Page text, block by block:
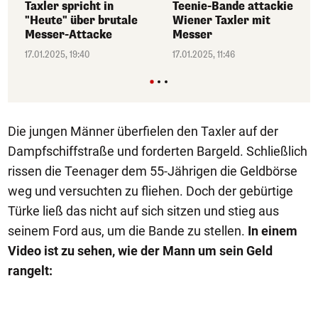
Taxler spricht in
"Heute" über brutale
Messer-Attacke
17.01.2025, 19:40
Teenie-Bande attackiert
Wiener Taxler mit
Messer
17.01.2025, 11:46
Die jungen Männer überfielen den Taxler auf der
Dampfschiffstraße und forderten Bargeld. Schließlich
rissen die Teenager dem 55-Jährigen die Geldbörse
weg und versuchten zu fliehen. Doch der gebürtige
Türke ließ das nicht auf sich sitzen und stieg aus
seinem Ford aus, um die Bande zu stellen. In einem
Video ist zu sehen, wie der Mann um sein Geld
rangelt: